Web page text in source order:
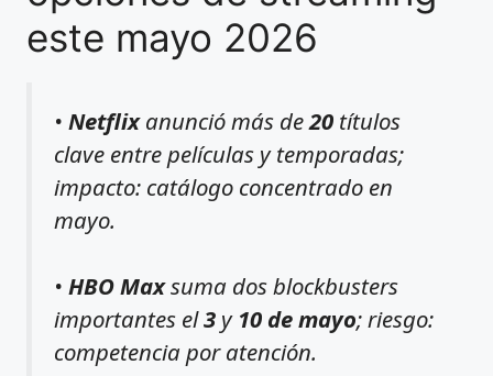
este mayo 2026
• Netflixanunció más de20 títulos
clave entre películas y temporadas;
impacto: catálogo concentrado en
mayo.
• HBO Maxsuma dos blockbusters
importantes el3 y 10 de mayo; riesgo:
competencia por atención.